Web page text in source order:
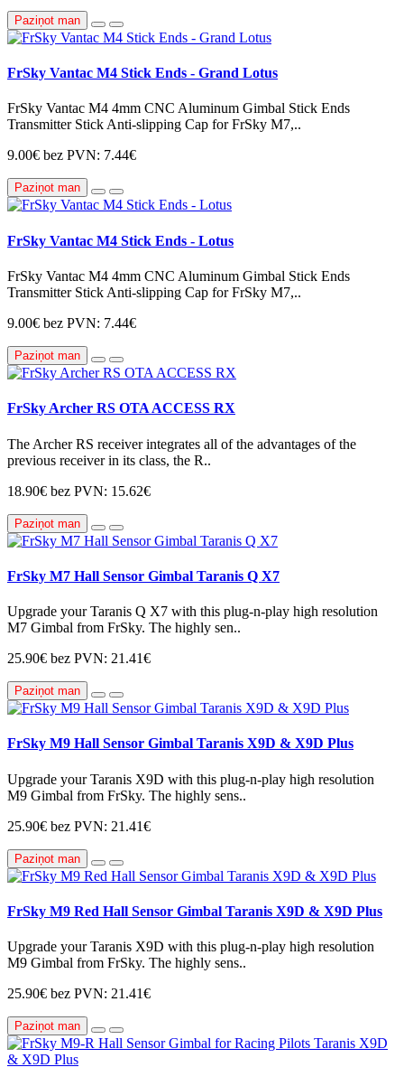
Paziņot man
FrSky Vantac M4 Stick Ends - Grand Lotus
FrSky Vantac M4 4mm CNC Aluminum Gimbal Stick Ends
Transmitter Stick Anti-slipping Cap for FrSky M7,..
9.00€ bez PVN: 7.44€
Paziņot man
FrSky Vantac M4 Stick Ends - Lotus
FrSky Vantac M4 4mm CNC Aluminum Gimbal Stick Ends
Transmitter Stick Anti-slipping Cap for FrSky M7,..
9.00€ bez PVN: 7.44€
Paziņot man
FrSky Archer RS OTA ACCESS RX
The Archer RS receiver integrates all of the advantages of the
previous receiver in its class, the R..
18.90€ bez PVN: 15.62€
Paziņot man
FrSky M7 Hall Sensor Gimbal Taranis Q X7
Upgrade your Taranis Q X7 with this plug-n-play high resolution
M7 Gimbal from FrSky. The highly sen..
25.90€ bez PVN: 21.41€
Paziņot man
FrSky M9 Hall Sensor Gimbal Taranis X9D & X9D Plus
Upgrade your Taranis X9D with this plug-n-play high resolution
M9 Gimbal from FrSky. The highly sens..
25.90€ bez PVN: 21.41€
Paziņot man
FrSky M9 Red Hall Sensor Gimbal Taranis X9D & X9D Plus
Upgrade your Taranis X9D with this plug-n-play high resolution
M9 Gimbal from FrSky. The highly sens..
25.90€ bez PVN: 21.41€
Paziņot man